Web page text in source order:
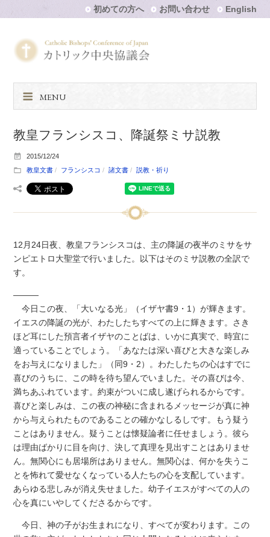
初めての方へ お問い合わせ English
MENU
教皇フランシスコ、降誕祭ミサ説教
2015/12/24
教皇文書
フランシスコ 諸文書 説教・祈り
12月24日夜、教皇フランシスコは、主の降誕の夜半のミサをサ
ンピエトロ大聖堂で行いました。以下はそのミサ説教の全訳で
す。
―――
今日この夜、「大いなる光」（イザヤ書9・1）が輝きます。
イエスの降誕の光が、わたしたちすべての上に輝きます。さき
ほど耳にした預言者イザヤのことばは、いかに真実で、時宜に
適っていることでしょう。「あなたは深い喜びと大きな楽しみ
をお与えになりました」（同9・2）。わたしたちの心はすでに
喜びのうちに、この時を待ち望んでいました。その喜びは今、
満ちあふれています。約束がついに成し遂げられるからです。
喜びと楽しみは、この夜の神秘に含まれるメッセージが真に神
から与えられたものであることの確かなしるしです。もう疑う
ことはありません。疑うことは懐疑論者に任せましょう。彼ら
は理由ばかりに目を向け、決して真理を見出すことはありませ
ん。無関心にも居場所はありません。無関心は、何かを失うこ
とを怖れて愛せなくなっている人たちの心を支配しています。
あらゆる悲しみが消え失せました。幼子イエスがすべての人の
心を真にいやしてくださるからです。
今日、神の子がお生まれになり、すべてが変わります。この